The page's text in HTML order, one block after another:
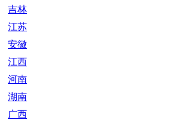
吉林
江苏
安徽
江西
河南
湖南
广西